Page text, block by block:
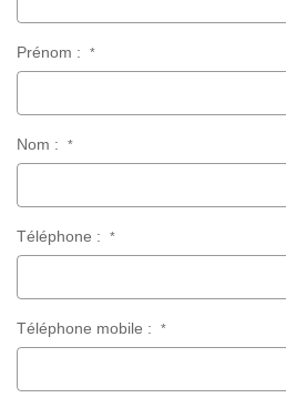
Prénom : *
Nom : *
Téléphone : *
Téléphone mobile : *